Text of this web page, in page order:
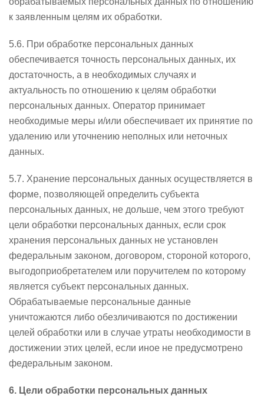
к заявленным целям их обработки.
5.6. При обработке персональных данных
обеспечивается точность персональных данных, их
достаточность, а в необходимых случаях и
актуальность по отношению к целям обработки
персональных данных. Оператор принимает
необходимые меры и/или обеспечивает их принятие по
удалению или уточнению неполных или неточных
данных.
5.7. Хранение персональных данных осуществляется в
форме, позволяющей определить субъекта
персональных данных, не дольше, чем этого требуют
цели обработки персональных данных, если срок
хранения персональных данных не установлен
федеральным законом, договором, стороной которого,
выгодоприобретателем или поручителем по которому
является субъект персональных данных.
Обрабатываемые персональные данные
уничтожаются либо обезличиваются по достижении
целей обработки или в случае утраты необходимости в
достижении этих целей, если иное не предусмотрено
федеральным законом.
6. Цели обработки персональных данных